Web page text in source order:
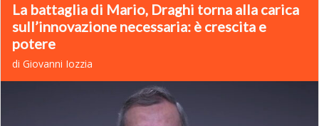
La battaglia di Mario, Draghi torna alla carica
sull’innovazione necessaria: è crescita e
potere
di Giovanni Iozzia